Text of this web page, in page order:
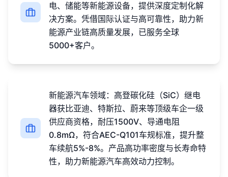
电、储能等新能源设备，提供深度定制化解
决方案。凭借国际认证与高可靠性，助力新
能源产业链高质量发展，已服务全球
5000+客户。
新能源汽车领域：高登碳化硅（SiC）继电
器获比亚迪、特斯拉、蔚来等顶级车企一级
供应商资格，耐压1500V、导通电阻
0.8mΩ，符合AEC-Q101车规标准，提升整
车续航5%-8%。产品高功率密度与长寿命特
性，助力新能源汽车高效动力控制。